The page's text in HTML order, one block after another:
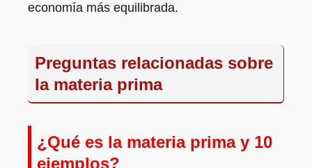
economía más equilibrada.
Preguntas relacionadas sobre
la materia prima
¿Qué es la materia prima y 10
ejemplos?